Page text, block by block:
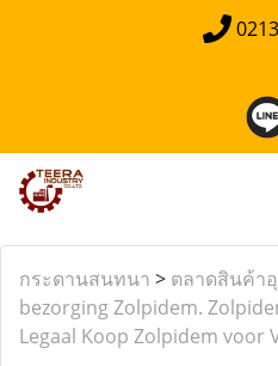
กระดานสนทนา > ตลาดสินค้า
bezorging Zolpidem.
Legaal Koop Zolpidem voor